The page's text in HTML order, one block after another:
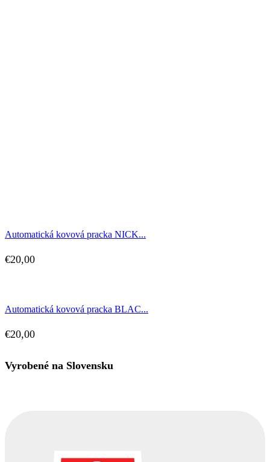
Automatická kovová pracka NICK...
€20,00
Automatická kovová pracka BLAC...
€20,00
Vyrobené na Slovensku